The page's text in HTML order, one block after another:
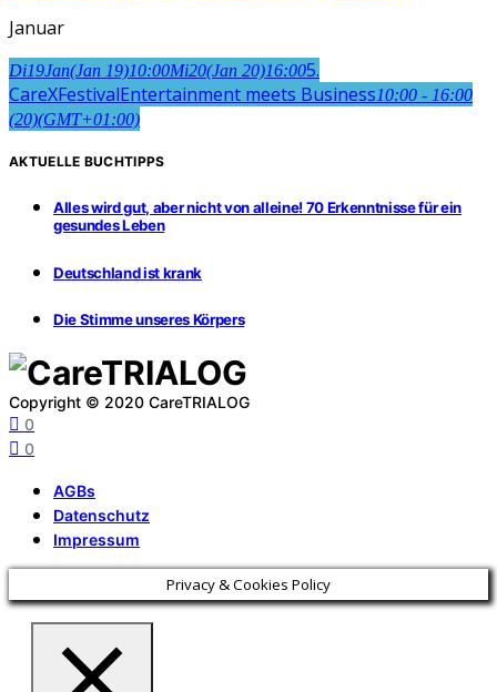
Januar
Di19Jan(Jan 19)10:00Mi20(Jan 20)16:005.
CareXFestivalEntertainment meets Business10:00 - 16:00
(20)(GMT+01:00)
AKTUELLE BUCHTIPPS
Alles wird gut, aber nicht von alleine! 70 Erkenntnisse für ein
gesundes Leben
Deutschland ist krank
Die Stimme unseres Körpers
Copyright © 2020 CareTRIALOG
0
0
AGBs
Datenschutz
Impressum
Privacy & Cookies Policy